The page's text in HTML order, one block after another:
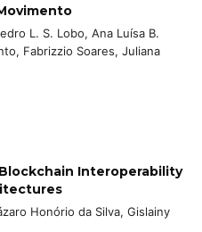
L. S. Lobo, Ana Luísa B.
Fabrizzio Soares, Juliana
Interoperability
Honório da Silva, Gislainy